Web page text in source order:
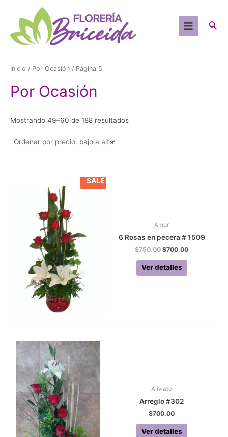
contenido
Main
Inicio / Por Ocasión / Página 5
Por Ocasión
Mostrando 49–60 de 188 resultadosSorted
SALE
Amor
6 Rosas en pecera # 1509
$750.00Original
was:
$750.00.
$700.00Current
Ver detalles
Aliviate
Arreglo #302
$700.00
Ver detalles